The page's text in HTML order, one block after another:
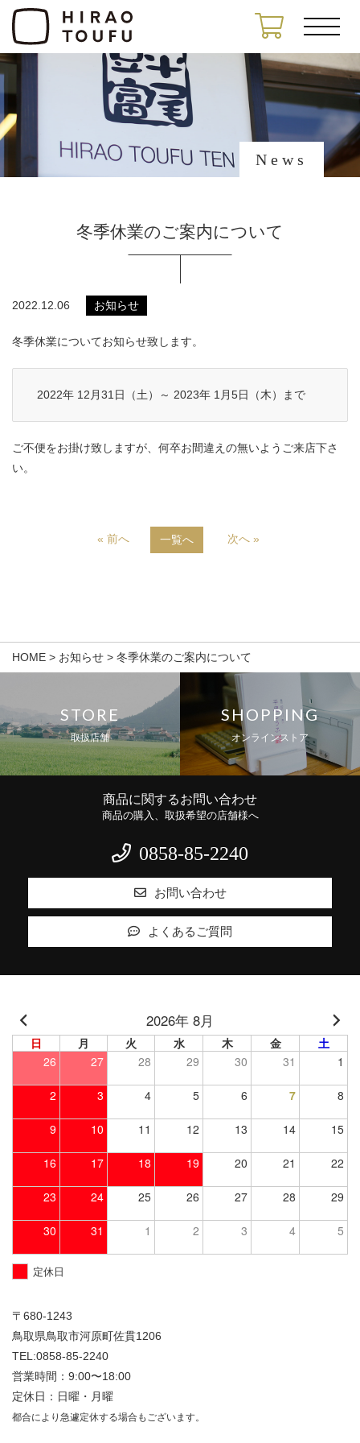
News
冬季休業のご案内について
2022.12.06 お知らせ
冬季休業についてお知らせ致します。
2022年 12月31日（土）～ 2023年 1月5日（木）まで
ご不便をお掛け致しますが、何卒お間違えの無いようご来店下さ
い。
« 前へ 一覧へ 次へ »
HOME > お知らせ > 冬季休業のご案内について
STORE
取扱店舗
SHOPPING
オンラインストア
商品に関するお問い合わせ
商品の購入、取扱希望の店舗様へ
0858-85-2240
お問い合わせ
よくあるご質問
〒680-1243
鳥取県鳥取市河原町佐貫1206
TEL:0858-85-2240
営業時間：9:00〜18:00
定休日：日曜・月曜
都合により急遽定休する場合もございます。
2026年 8月
日 月 火 水 木 金
土
26
27 28 29 30 31 1
2 3 4 5 6 7 8
9 10 11 12 13 14 15
16 17 18 19 20 21 22
23 24 25 26 27 28 29
30 31 1 2 3 4 5
定休日